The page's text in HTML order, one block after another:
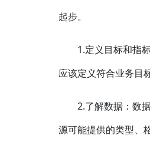
起步。
1.定义目标和指
应该定义符合业务目
2.了解数据：数
源可能提供的类型、